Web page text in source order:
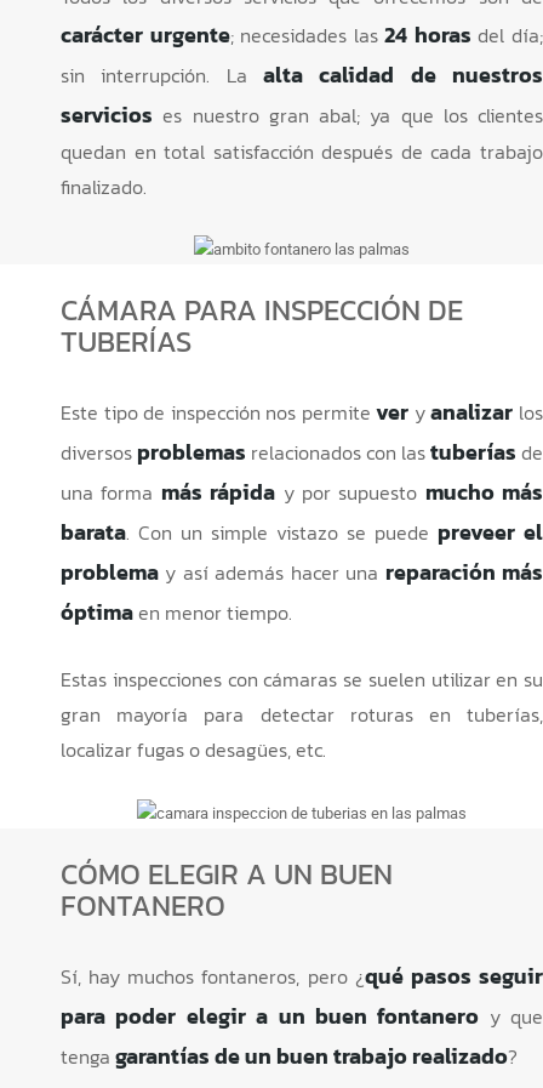
carácter urgente; necesidades las24 horas del día;
sin interrupción. La alta calidad de nuestros
servicios es nuestro gran abal; ya que los clientes
quedan en total satisfacción después de cada trabajo
finalizado.
CÁMARA PARA INSPECCIÓN DE
TUBERÍAS
Este tipo de inspección nos permitever yanalizar los
diversos problemas relacionados con lastuberías de
una forma más rápida y por supuesto mucho más
barata. Con un simple vistazo se puede preveer el
problema y así además hacer una reparación más
óptimaen menor tiempo.
Estas inspecciones con cámaras se suelen utilizar en su
gran mayoría para detectar roturas en tuberías,
localizar fugas o desagües, etc.
CÓMO ELEGIR A UN BUEN
FONTANERO
Sí, hay muchos fontaneros, pero ¿qué pasos seguir
para poder elegir a un buen fontanero y que
tenga garantías de un buen trabajo realizado?